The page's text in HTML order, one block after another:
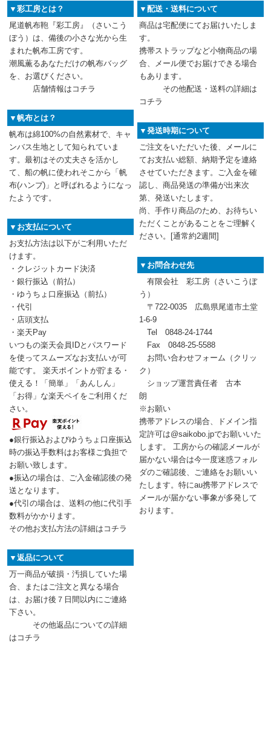
▼彩工房とは？
尾道帆布鞄『彩工房』（さいこう
ぼう）は、備後の小さな光から生
まれた帆布工房です。
潮風薫るあなただけの帆布バッグ
を、お選びください。
店舗情報は コチラ
▼帆布とは？
帆布は綿100%の自然素材で、キャ
ンバス生地として知られていま
す。最初はその丈夫さを活かし
て、船の帆に使われそこから「帆
布(ハンプ)」と呼ばれるようになっ
たようです。
▼お支払について
お支払方法は以下がご利用いただ
けます。
・クレジットカード決済
・銀行振込（前払）
・ゆうちょ口座振込（前払）
・代引
・店頭支払
・楽天Pay
いつもの楽天会員IDとパスワード
を使ってスムーズなお支払いが可
能です。 楽天ポイントが貯まる・
使える！「簡単」「あんしん」
「お得」な楽天ペイをご利用くだ
さい。
●銀行振込およびゆうちょ口座振込
時の振込手数料はお客様ご負担で
お願い致します。
●振込の場合は、ご入金確認後の発
送となります。
●代引の場合は、送料の他に代引手
数料がかかります。
その他お支払方法の詳細はコチラ
▼返品について
万一商品が破損・汚損していた場
合、またはご注文と異なる場合
は、お届け後７日間以内にご連絡
下さい。
その他返品についての詳細
はコチラ
▼配送・送料について
商品は宅配便にてお届けいたしま
す。
携帯ストラップなど小物商品の場
合、メール便でお届けできる場合
もあります。
その他配送・送料の詳細は
コチラ
▼発送時期について
ご注文をいただいた後、メールに
てお支払い総額、納期予定を連絡
させていただきます。ご入金を確
認し、商品発送の準備が出来次
第、発送いたします。
尚、手作り商品のため、お待ちい
ただくことがあることをご理解く
ださい。[通常約2週間]
▼お問合わせ先
有限会社 彩工房（さいこうぼ
う）
〒722-0035 広島県尾道市土堂
1-6-9
Tel 0848-24-1744
Fax 0848-25-5588
お問い合わせフォーム （クリッ
ク）
ショップ運営責任者 古本
朗
※お願い
携帯アドレスの場合、ドメイン指
定許可は@saikobo.jpでお願いいた
します。 工房からの確認メールが
届かない場合は今一度迷惑フォル
ダのご確認後、ご連絡をお願いい
たします。特にau携帯アドレスで
メールが届かない事象が多発して
おります。